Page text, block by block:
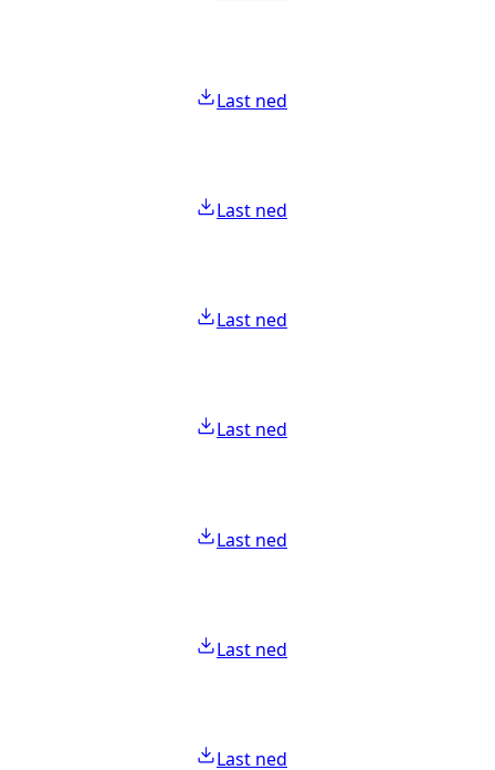
Last ned
Last ned
Last ned
Last ned
Last ned
Last ned
Last ned